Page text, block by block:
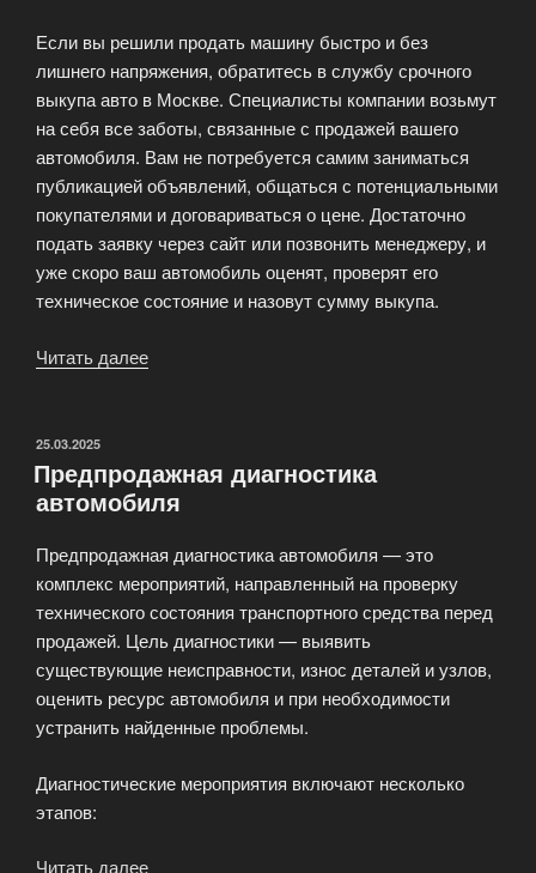
Если вы решили продать машину быстро и без
лишнего напряжения, обратитесь в службу срочного
выкупа авто в Москве. Специалисты компании возьмут
на себя все заботы, связанные с продажей вашего
автомобиля. Вам не потребуется самим заниматься
публикацией объявлений, общаться с потенциальными
покупателями и договариваться о цене. Достаточно
подать заявку через сайт или позвонить менеджеру, и
уже скоро ваш автомобиль оценят, проверят его
техническое состояние и назовут сумму выкупа.
Читать далее
—
быстро,
и
удобно!»
ОПУБЛИКОВАНО
25.03.2025
Предпродажная диагностика
автомобиля
Предпродажная диагностика автомобиля — это
комплекс мероприятий, направленный на проверку
технического состояния транспортного средства перед
продажей. Цель диагностики — выявить
существующие неисправности, износ деталей и узлов,
оценить ресурс автомобиля и при необходимости
устранить найденные проблемы.
Диагностические мероприятия включают несколько
этапов:
Читать далее